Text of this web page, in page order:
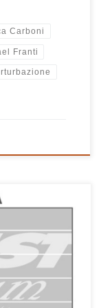
Carboni
Franti
carriera di
bisogna averla.
che mi ha
sua lunga